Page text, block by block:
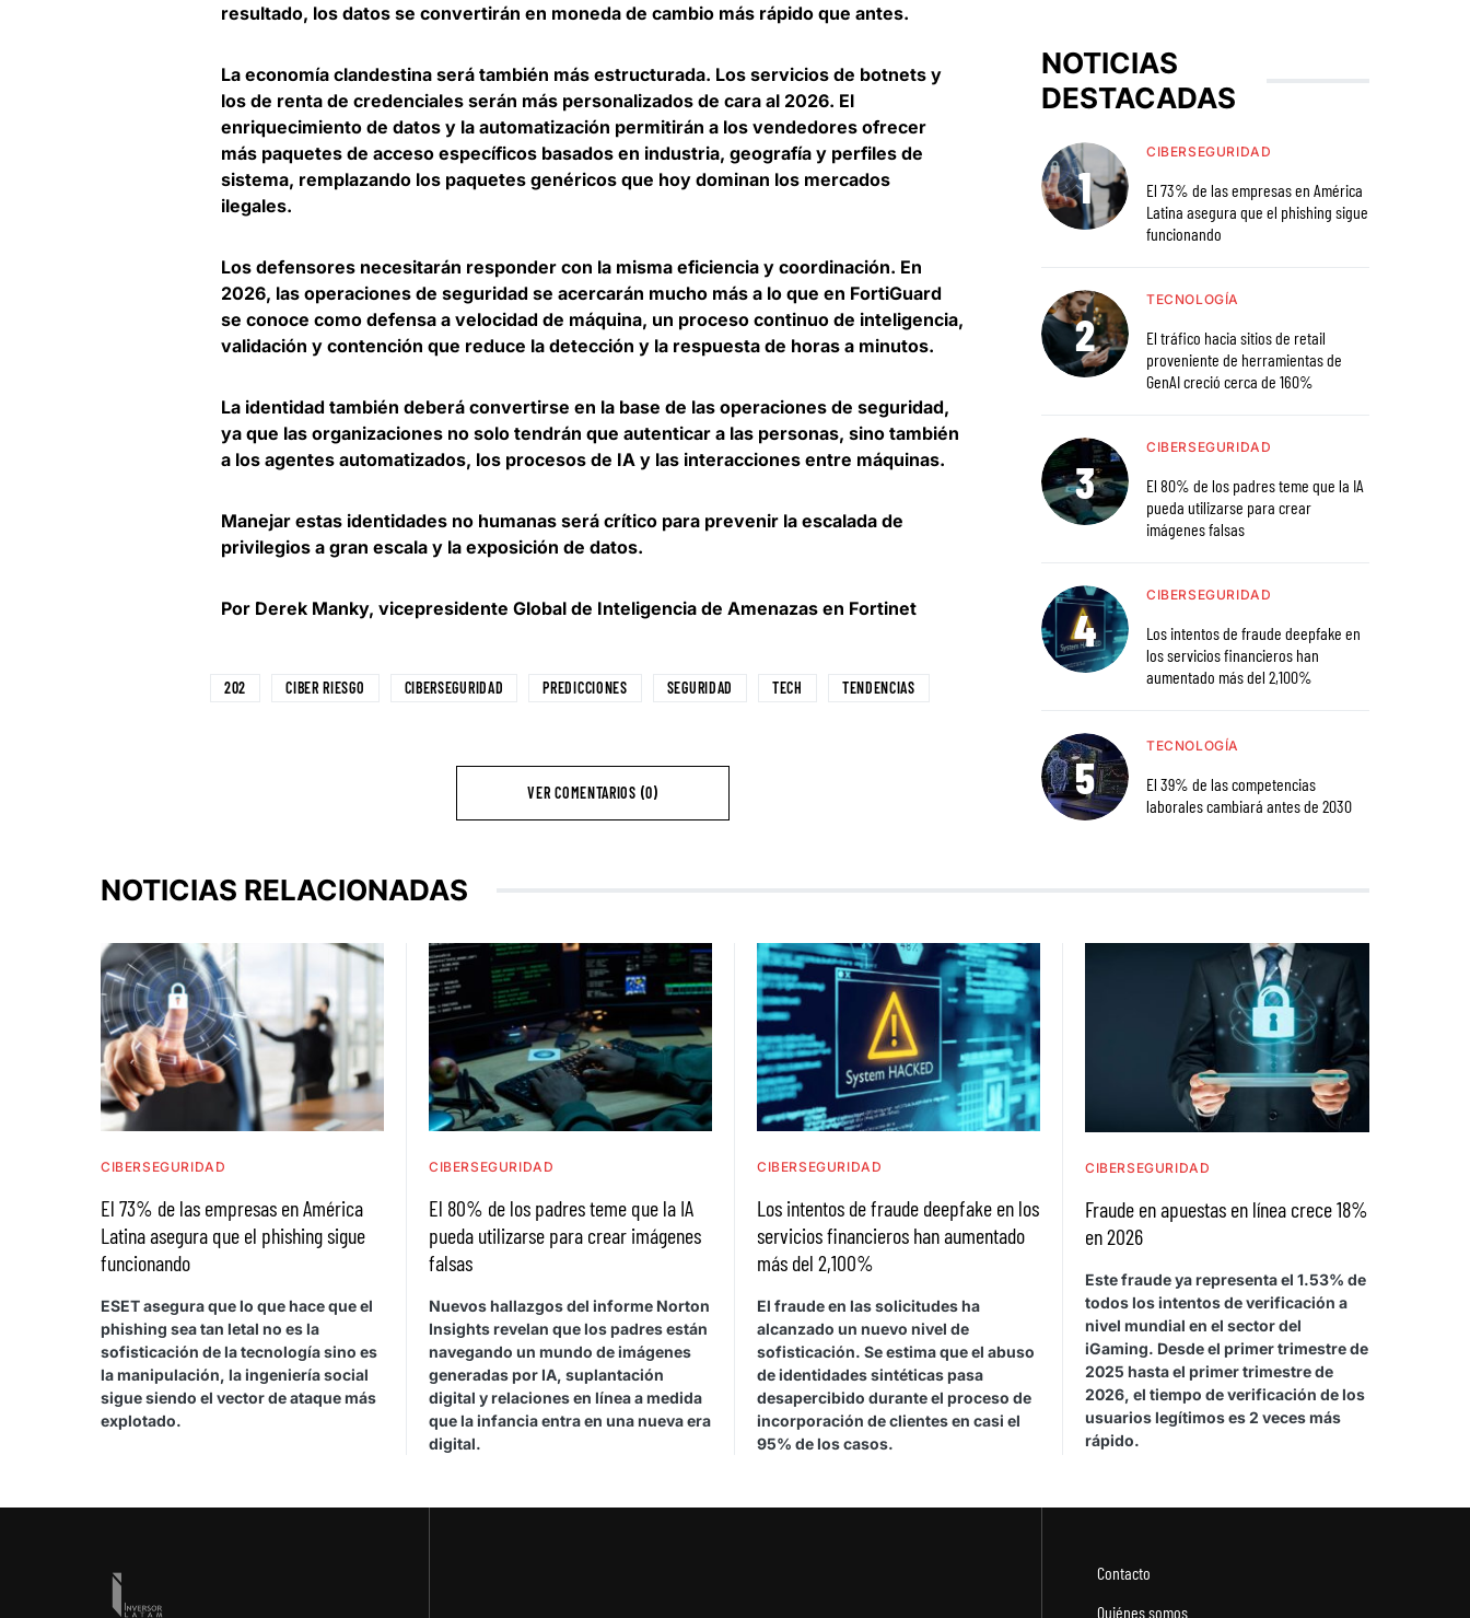
resultado, los datos se convertirán en moneda de cambio más rápido que antes.
La economía clandestina será también más estructurada. Los servicios de botnets y
los de renta de credenciales serán más personalizados de cara al 2026. El
enriquecimiento de datos y la automatización permitirán a los vendedores ofrecer
más paquetes de acceso específicos basados en industria, geografía y perfiles de
sistema, remplazando los paquetes genéricos que hoy dominan los mercados
ilegales.
Los defensores necesitarán responder con la misma eficiencia y coordinación. En
2026, las operaciones de seguridad se acercarán mucho más a lo que en FortiGuard
se conoce como defensa a velocidad de máquina, un proceso continuo de inteligencia,
validación y contención que reduce la detección y la respuesta de horas a minutos.
La identidad también deberá convertirse en la base de las operaciones de seguridad,
ya que las organizaciones no solo tendrán que autenticar a las personas, sino también
a los agentes automatizados, los procesos de IA y las interacciones entre máquinas.
Manejar estas identidades no humanas será crítico para prevenir la escalada de
privilegios a gran escala y la exposición de datos.
Por Derek Manky, vicepresidente Global de Inteligencia de Amenazas en Fortinet
202 CIBER RIESGO CIBERSEGURIDAD PREDICCIONES SEGURIDAD TECH TENDENCIAS
VER COMENTARIOS (0)
NOTICIAS
DESTACADAS
CIBERSEGURIDAD
El 73% de las empresas en América
Latina asegura que el phishing sigue
funcionando
TECNOLOGÍA
El tráfico hacia sitios de retail
proveniente de herramientas de
GenAI creció cerca de 160%
CIBERSEGURIDAD
El 80% de los padres teme que la IA
pueda utilizarse para crear
imágenes falsas
CIBERSEGURIDAD
Los intentos de fraude deepfake en
los servicios financieros han
aumentado más del 2,100%
TECNOLOGÍA
El 39% de las competencias
laborales cambiará antes de 2030
NOTICIAS RELACIONADAS
CIBERSEGURIDAD
El 73% de las empresas en América
Latina asegura que el phishing sigue
funcionando
ESET asegura que lo que hace que el
phishing sea tan letal no es la
sofisticación de la tecnología sino es
la manipulación, la ingeniería social
sigue siendo el vector de ataque más
explotado.
CIBERSEGURIDAD
El 80% de los padres teme que la IA
pueda utilizarse para crear imágenes
falsas
Nuevos hallazgos del informe Norton
Insights revelan que los padres están
navegando un mundo de imágenes
generadas por IA, suplantación
digital y relaciones en línea a medida
que la infancia entra en una nueva era
digital.
CIBERSEGURIDAD
Los intentos de fraude deepfake en los
servicios financieros han aumentado
más del 2,100%
El fraude en las solicitudes ha
alcanzado un nuevo nivel de
sofisticación. Se estima que el abuso
de identidades sintéticas pasa
desapercibido durante el proceso de
incorporación de clientes en casi el
95% de los casos.
CIBERSEGURIDAD
Fraude en apuestas en línea crece 18%
en 2026
Este fraude ya representa el 1.53% de
todos los intentos de verificación a
nivel mundial en el sector del
iGaming. Desde el primer trimestre de
2025 hasta el primer trimestre de
2026, el tiempo de verificación de los
usuarios legítimos es 2 veces más
rápido.
Contacto
Quiénes somos